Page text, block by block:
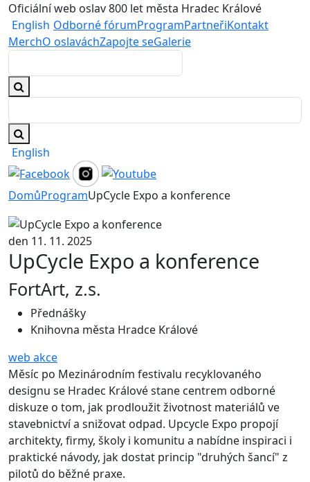
Oficiální web oslav 800 let města Hradec Králové
English Odborné fórumProgramPartneřiKontakt
MerchO oslaváchZapojte seGalerie
English
DomůProgramUpCycle Expo a konference
den 11. 11. 2025
UpCycle Expo a konference
FortArt, z.s.
Přednášky
Knihovna města Hradce Králové
web akce
Měsíc po Mezinárodním festivalu recyklovaného
designu se Hradec Králové stane centrem odborné
diskuze o tom, jak prodloužit životnost materiálů ve
stavebnictví a snižovat odpad. Upcycle Expo propojí
architekty, firmy, školy i komunitu a nabídne inspiraci i
praktické návody, jak dostat princip "druhých šancí" z
pilotů do běžné praxe.